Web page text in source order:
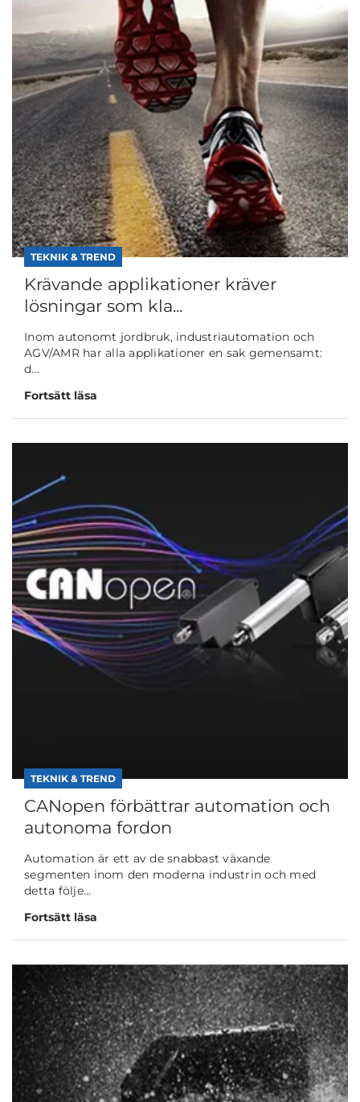
TEKNIK & TREND
Krävande applikationer kräver
lösningar som kla...
Inom autonomt jordbruk, industriautomation och
AGV/AMR har alla applikationer en sak gemensamt:
d...
Fortsätt läsa
TEKNIK & TREND
CANopen förbättrar automation och
autonoma fordon
Automation är ett av de snabbast växande
segmenten inom den moderna industrin och med
detta följe...
Fortsätt läsa